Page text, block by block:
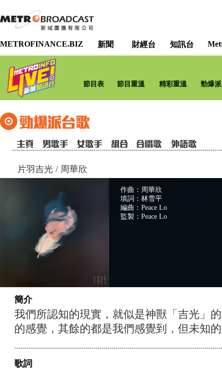
METROFINANCE.BIZ 新聞 財經台 知訊台
節目表 節目重溫 精彩重溫 勁爆
片羽吉光 / 周華欣
作曲：周華欣
填詞：林雪平
編曲：Peace Lo
監製：Peace Lo
簡介
我們所認知的現實，就似是神獸「吉光」
的感覺，其餘的都是我們感覺到，但未知
歌詞